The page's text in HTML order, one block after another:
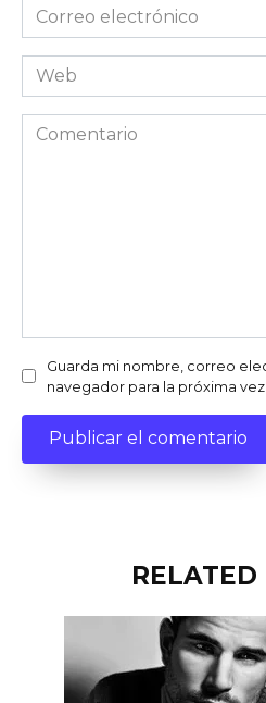
Correo
electrónico
Web
Comentario
Guarda mi nombre, correo
navegador para la próxima
RELATED